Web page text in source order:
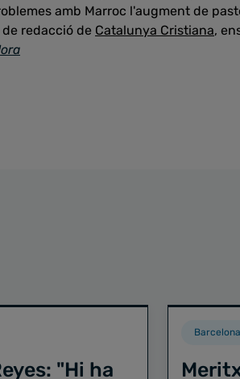
amb Marroc l'augment de
redacció de Catalunya Cristiana,
"Hi ha
Barcelona